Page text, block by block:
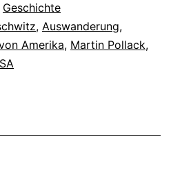
Geschichte
, Auswanderung,
Amerika, Martin Pollack,